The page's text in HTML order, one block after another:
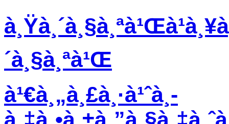
´à¸§à¸ªà¹Œ
à¹€à¸„à¸£à¸·à¹ˆà¸­